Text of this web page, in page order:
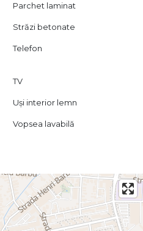
Parchet laminat
Străzi betonate
Telefon
TV
Uși interior lemn
Vopsea lavabilă